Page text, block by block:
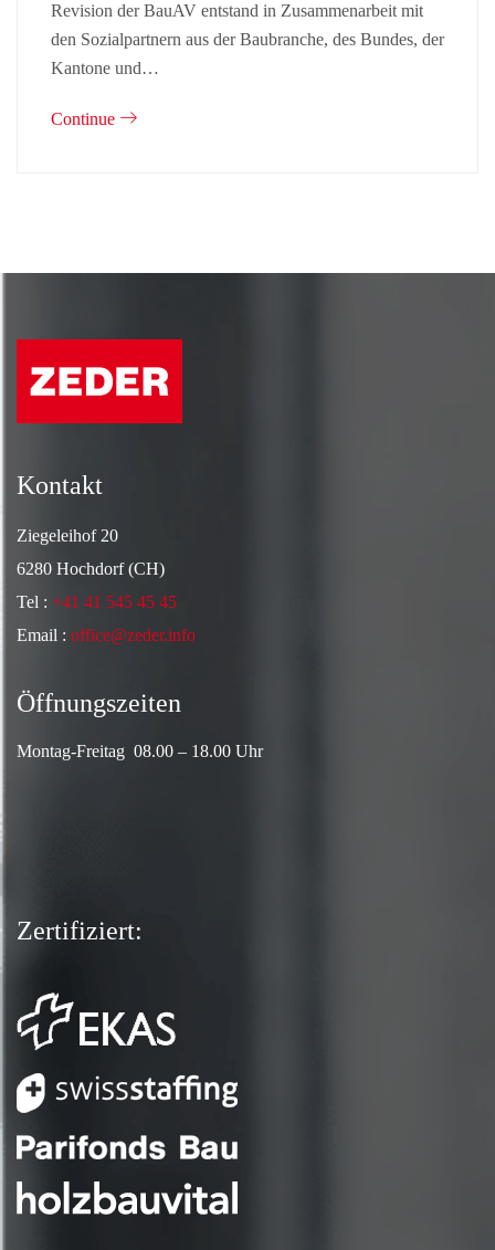
Revision der BauAV entstand in Zusammenarbeit mit
den Sozialpartnern aus der Baubranche, des Bundes, der
Kantone und…
Continue
Kontakt
Ziegeleihof 20
6280 Hochdorf (CH)
Tel : +41 41 545 45 45
Email : office@zeder.info
Öffnungszeiten
Montag-Freitag 08.00 – 18.00 Uhr
Zertifiziert: